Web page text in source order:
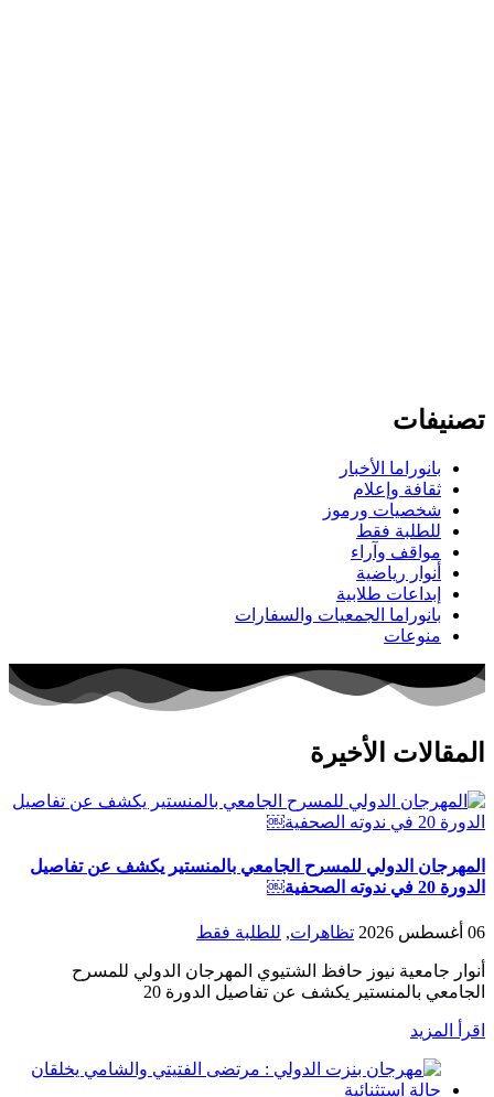
تصنيفات
بانوراما الأخبار
ثقافة وإعلام
شخصيات ورموز
للطلبة فقط
مواقف وآراء
أنوار رياضية
إبداعات طلابية
بانوراما الجمعيات والسفارات
منوعات
المقالات الأخيرة
المهرجان الدولي للمسرح الجامعي بالمنستير يكشف عن تفاصيل
الدورة 20 في ندوته الصحفية￼
06 أغسطس 2026 تظاهرات, للطلبة فقط
أنوار جامعية نيوز حافظ الشتيوي المهرجان الدولي للمسرح
الجامعي بالمنستير يكشف عن تفاصيل الدورة 20
اقرأ المزيد